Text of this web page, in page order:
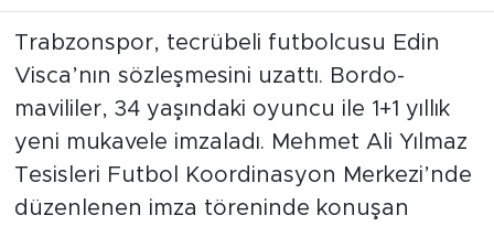
Trabzonspor, tecrübeli futbolcusu Edin
Visca’nın sözleşmesini uzattı. Bordo-
mavililer, 34 yaşındaki oyuncu ile 1+1 yıllık
yeni mukavele imzaladı. Mehmet Ali Yılmaz
Tesisleri Futbol Koordinasyon Merkezi’nde
düzenlenen imza töreninde konuşan